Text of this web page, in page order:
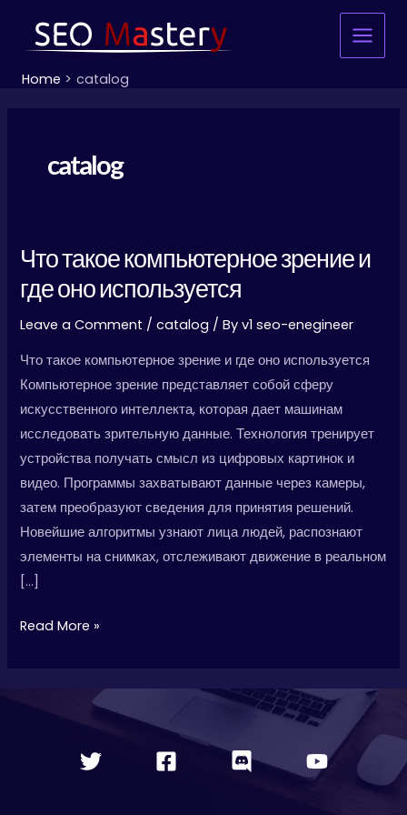
Main
Menu
Home catalog
catalog
Что такое компьютерное зрение и
где оно используется
Leave a Comment /catalog / Byv1 seo-enegineer
Что такое компьютерное зрение и где оно используется
Компьютерное зрение представляет собой сферу
искусственного интеллекта, которая дает машинам
исследовать зрительную данные. Технология тренирует
устройства получать смысл из цифровых картинок и
видео. Программы захватывают данные через камеры,
затем преобразуют сведения для принятия решений.
Новейшие алгоритмы узнают лица людей, распознают
элементы на снимках, отслеживают движение в реальном
[…]
Что
компьютерное
зрение
и
где
Read More »